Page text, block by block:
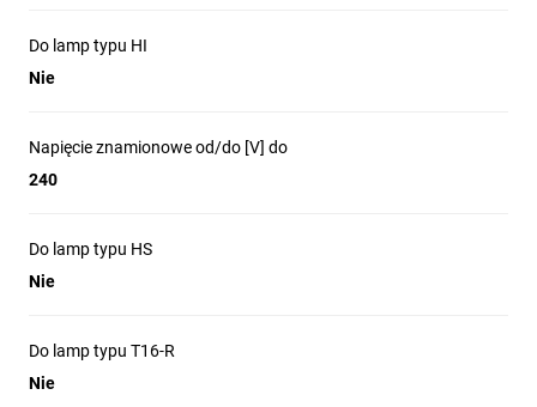
Do lamp typu HI
Nie
Napięcie znamionowe od/do [V] do
240
Do lamp typu HS
Nie
Do lamp typu T16-R
Nie